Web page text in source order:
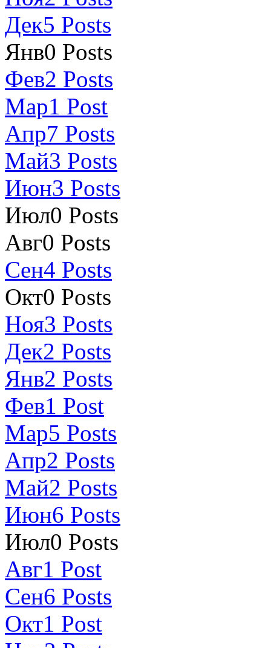
Дек5 Posts
Янв0 Posts
Фев2 Posts
Мар1 Post
Апр7 Posts
Май3 Posts
Июн3 Posts
Июл0 Posts
Авг0 Posts
Сен4 Posts
Окт0 Posts
Ноя3 Posts
Дек2 Posts
Янв2 Posts
Фев1 Post
Мар5 Posts
Апр2 Posts
Май2 Posts
Июн6 Posts
Июл0 Posts
Авг1 Post
Сен6 Posts
Окт1 Post